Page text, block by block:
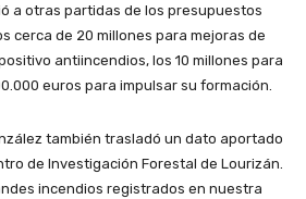
a otras partidas de los presupuestos
cerca de 20 millones para mejoras de
antiincendios, los 10 millones para
euros para impulsar su formación.
también trasladó un dato aportado
de Investigación Forestal de Lourizán.
incendios registrados en nuestra